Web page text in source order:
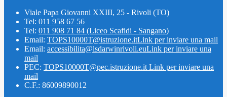
Viale Papa Giovanni XXIII, 25 - Rivoli (TO)
Tel: 011 958 67 56
Tel: 011 908 71 84 (Liceo Scafidi - Sangano)
Email: TOPS10000T@istruzione.itLink per inviare una mail
Email: accessibilita@lsdarwinrivoli.euLink per inviare una
mail
PEC: TOPS10000T@pec.istruzione.it Link per inviare una
mail
C.F.: 86009890012